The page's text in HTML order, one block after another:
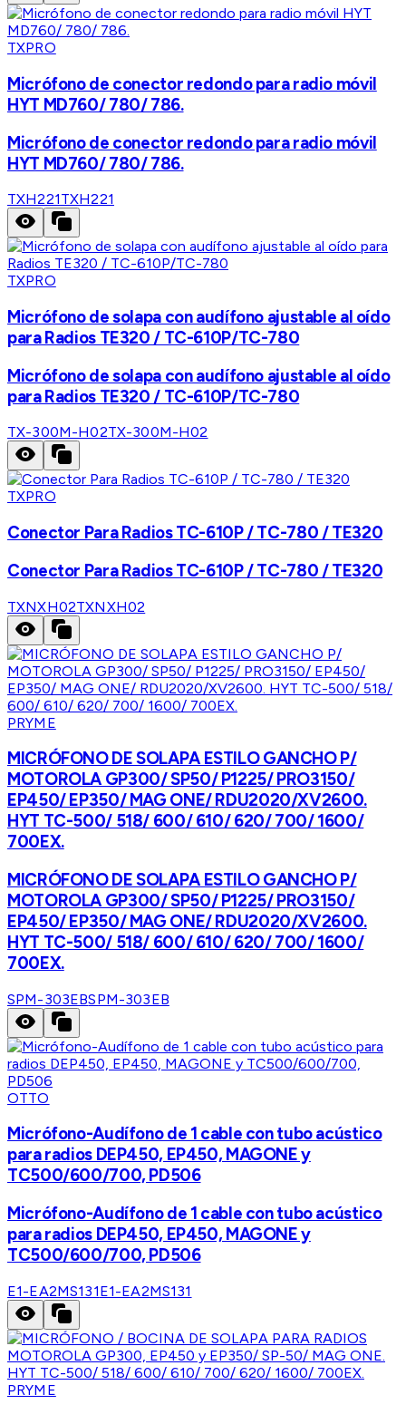
TXPRO
Micrófono de conector redondo para radio móvil
HYT MD760/ 780/ 786.
Micrófono de conector redondo para radio móvil
HYT MD760/ 780/ 786.
TXH221TXH221
TXPRO
Micrófono de solapa con audífono ajustable al oído
para Radios TE320 / TC-610P/TC-780
Micrófono de solapa con audífono ajustable al oído
para Radios TE320 / TC-610P/TC-780
TX-300M-H02TX-300M-H02
TXPRO
Conector Para Radios TC-610P / TC-780 / TE320
Conector Para Radios TC-610P / TC-780 / TE320
TXNXH02TXNXH02
PRYME
MICRÓFONO DE SOLAPA ESTILO GANCHO P/
MOTOROLA GP300/ SP50/ P1225/ PRO3150/
EP450/ EP350/ MAG ONE/ RDU2020/XV2600.
HYT TC-500/ 518/ 600/ 610/ 620/ 700/ 1600/
700EX.
MICRÓFONO DE SOLAPA ESTILO GANCHO P/
MOTOROLA GP300/ SP50/ P1225/ PRO3150/
EP450/ EP350/ MAG ONE/ RDU2020/XV2600.
HYT TC-500/ 518/ 600/ 610/ 620/ 700/ 1600/
700EX.
SPM-303EBSPM-303EB
OTTO
Micrófono-Audífono de 1 cable con tubo acústico
para radios DEP450, EP450, MAGONE y
TC500/600/700, PD506
Micrófono-Audífono de 1 cable con tubo acústico
para radios DEP450, EP450, MAGONE y
TC500/600/700, PD506
E1-EA2MS131E1-EA2MS131
PRYME